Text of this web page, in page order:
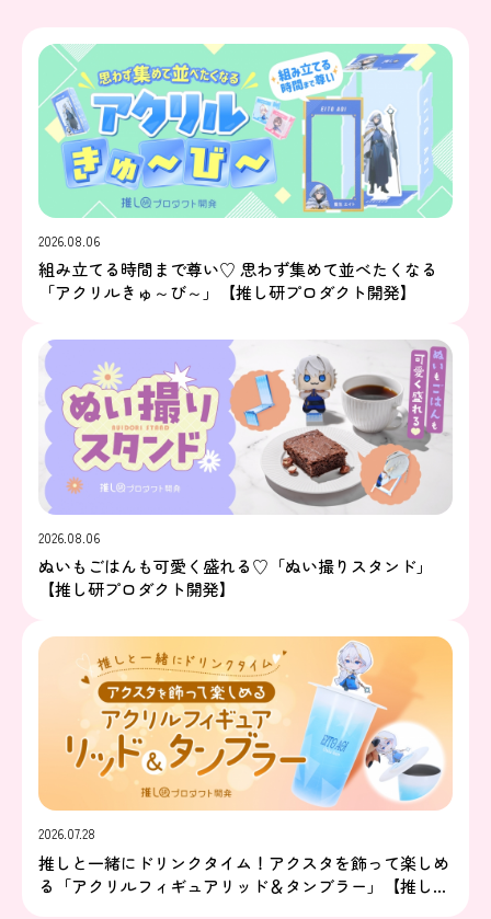
2026.08.06
組み立てる時間まで尊い♡ 思わず集めて並べたくなる
「アクリルきゅ～び～」【推し研プロダクト開発】
2026.08.06
ぬいもごはんも可愛く盛れる♡「ぬい撮りスタンド」
【推し研プロダクト開発】
2026.07.28
推しと一緒にドリンクタイム！アクスタを飾って楽しめ
る「アクリルフィギュアリッド＆タンブラー」【推し研